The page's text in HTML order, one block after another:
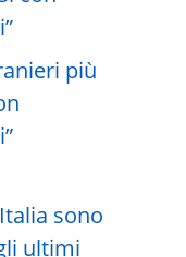
più